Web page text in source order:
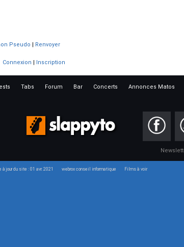
Pseudo | Renvoyer
Connexion | Inscription
Tabs Forum Bar Concerts Annonces Matos
à jour du site : 01 avr. 2021 webrox conseil informatique Films à voir